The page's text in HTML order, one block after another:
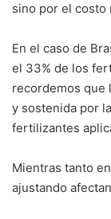
sino por el costo
En el caso de
el 33% de los
recordemos que
y sostenida por
fertilizantes
Mientras tanto
ajustando